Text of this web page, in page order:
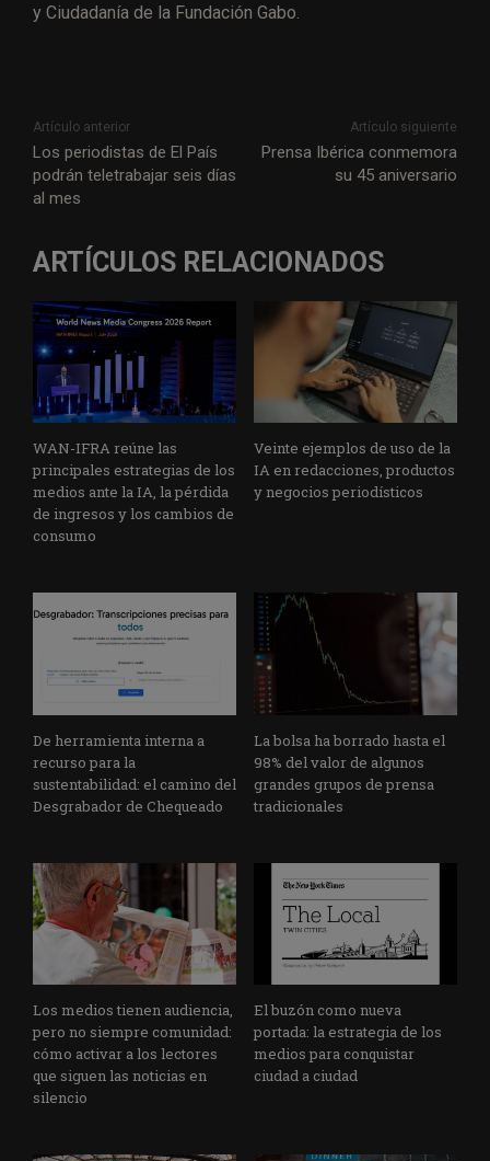
y Ciudadanía de la Fundación Gabo.
Artículo anterior
Los periodistas de El País
podrán teletrabajar seis días
al mes
Artículo siguiente
Prensa Ibérica conmemora
su 45 aniversario
ARTÍCULOS RELACIONADOS
WAN-IFRA reúne las
principales estrategias de los
medios ante la IA, la pérdida
de ingresos y los cambios de
consumo
Veinte ejemplos de uso de la
IA en redacciones, productos
y negocios periodísticos
De herramienta interna a
recurso para la
sustentabilidad: el camino del
Desgrabador de Chequeado
La bolsa ha borrado hasta el
98% del valor de algunos
grandes grupos de prensa
tradicionales
Los medios tienen audiencia,
pero no siempre comunidad:
cómo activar a los lectores
que siguen las noticias en
silencio
El buzón como nueva
portada: la estrategia de los
medios para conquistar
ciudad a ciudad